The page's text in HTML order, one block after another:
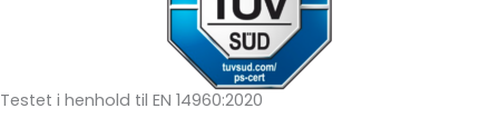
Testet i henhold til EN 14960:2020